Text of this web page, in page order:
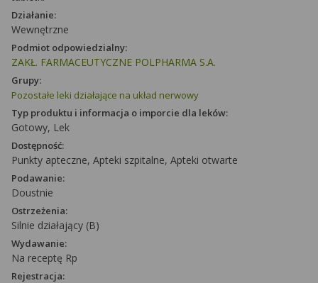
Działanie:
Wewnętrzne
Podmiot odpowiedzialny:
ZAKŁ. FARMACEUTYCZNE POLPHARMA S.A.
Grupy:
Pozostałe leki działające na układ nerwowy
Typ produktu i informacja o imporcie dla leków:
Gotowy, Lek
Dostępność:
Punkty apteczne, Apteki szpitalne, Apteki otwarte
Podawanie:
Doustnie
Ostrzeżenia:
Silnie działający (B)
Wydawanie:
Na receptę Rp
Rejestracja: